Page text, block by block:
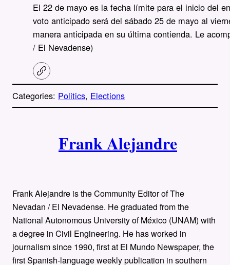
El 22 de mayo es la fecha límite para el inicio del
voto anticipado será del sábado 25 de mayo al
manera anticipada en su última contienda. Le
/ El Nevadense)
C
o
y
Categories: Politics, Elections
h
o
r
s
Frank Alejandre
Frank Alejandre is the Community Editor of The
Nevadan / El Nevadense. He graduated from the
National Autonomous University of México (UNAM) with
a degree in Civil Engineering. He has worked in
journalism since 1990, first at El Mundo Newspaper, the
first Spanish-language weekly publication in southern